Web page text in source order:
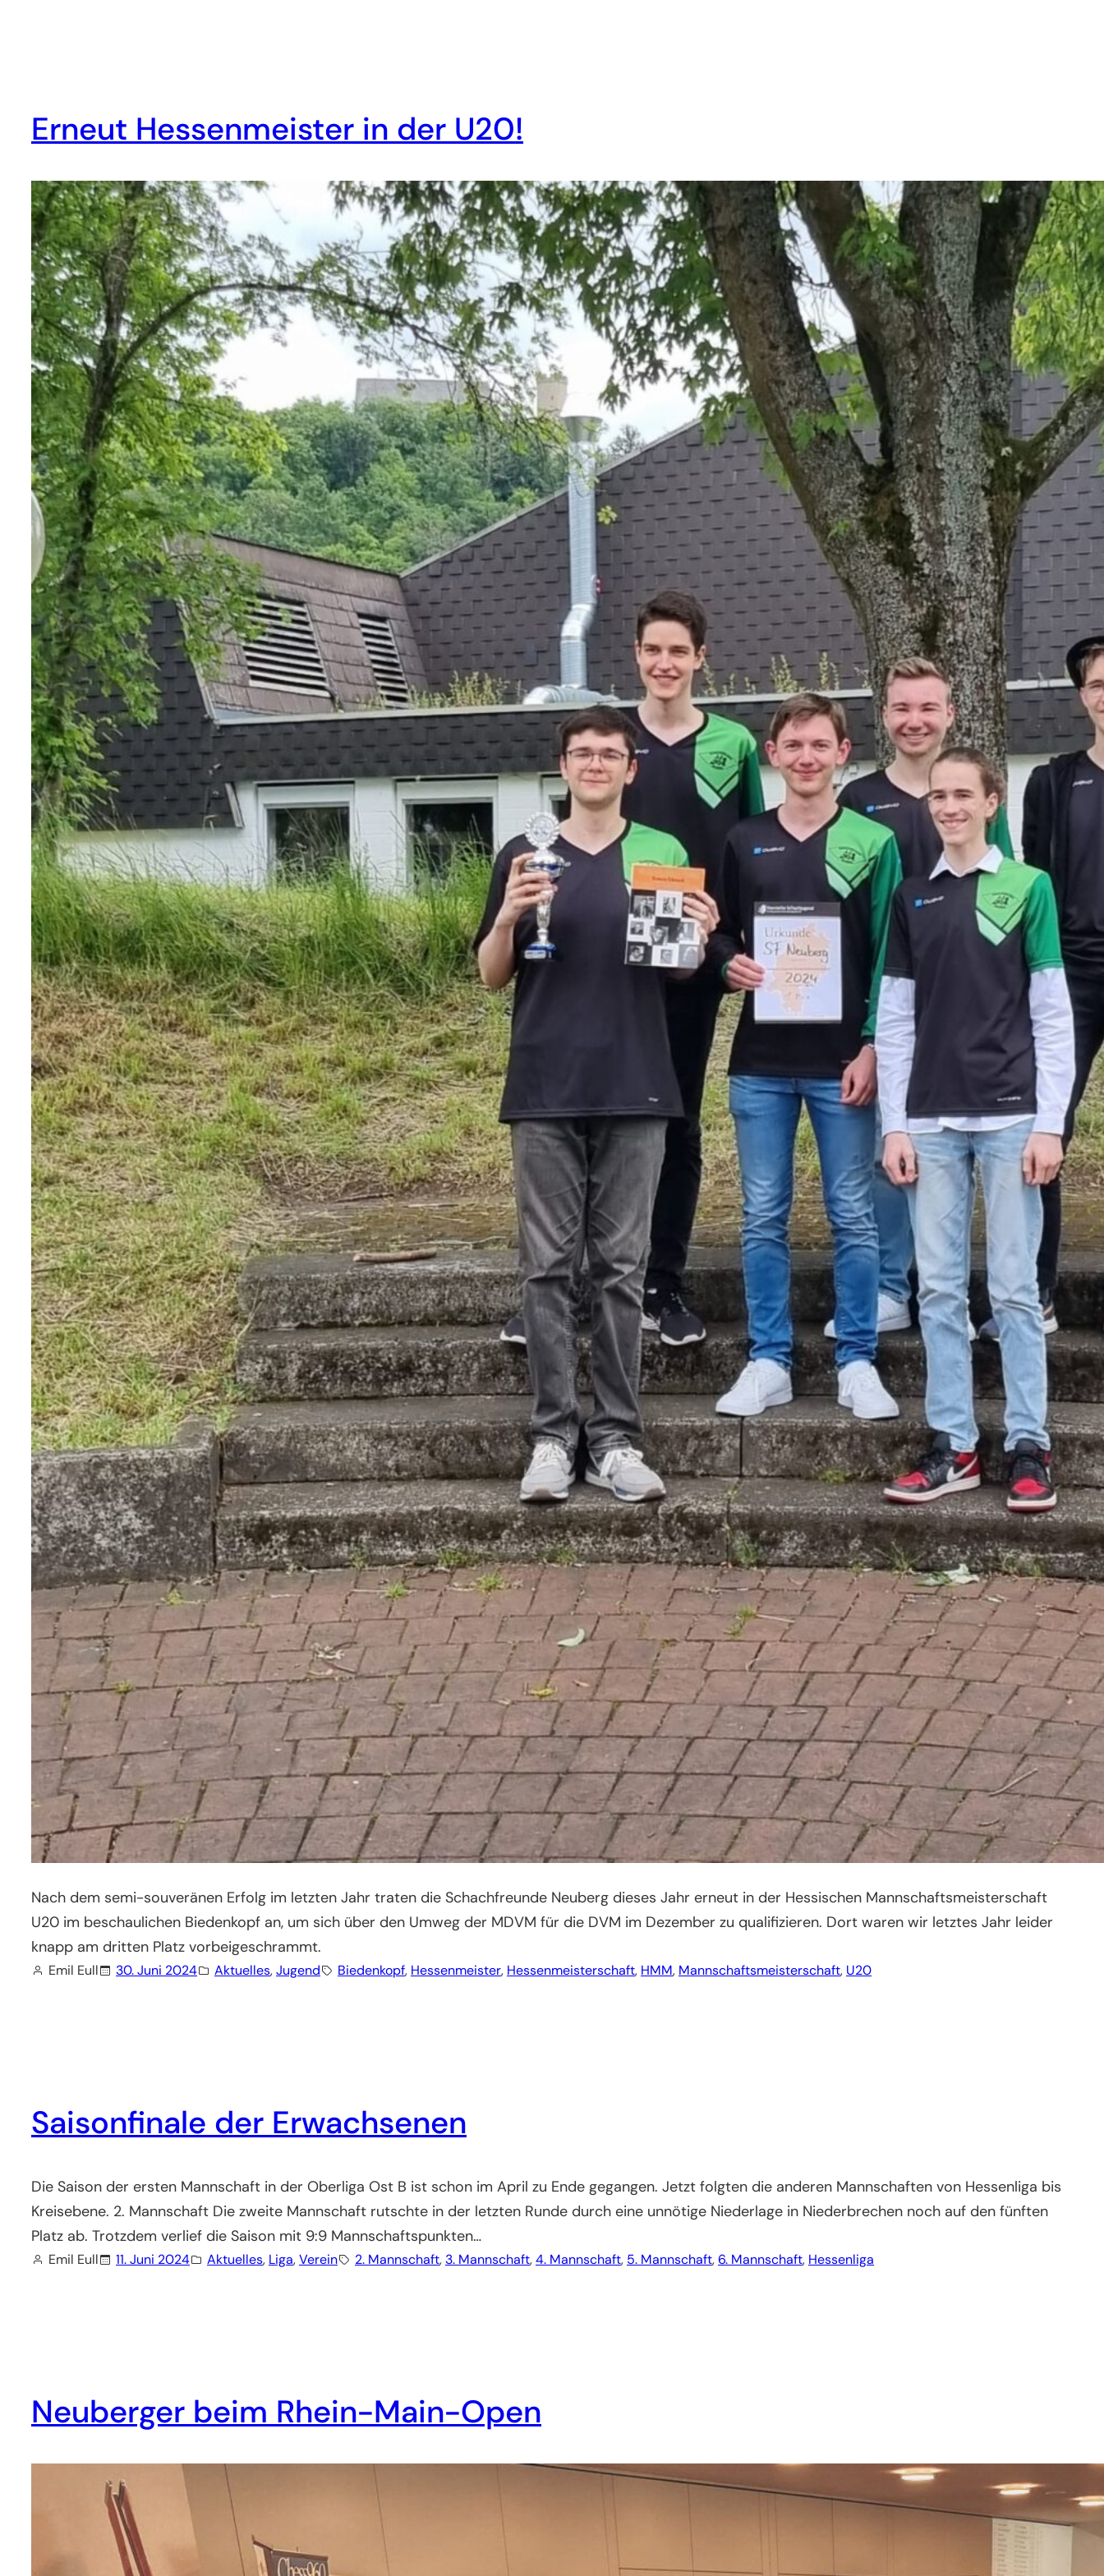
Erneut Hessenmeister in der U20!
Nach dem semi-souveränen Erfolg im letzten Jahr traten die Schachfreunde Neuberg dieses Jahr erneut in der Hessischen Mannschaftsmeisterschaft
U20 im beschaulichen Biedenkopf an, um sich über den Umweg der MDVM für die DVM im Dezember zu qualifizieren. Dort waren wir letztes Jahr leider
knapp am dritten Platz vorbeigeschrammt.
Emil Eull 30. Juni 2024 Aktuelles, Jugend Biedenkopf, Hessenmeister, Hessenmeisterschaft, HMM, Mannschaftsmeisterschaft, U20
Saisonfinale der Erwachsenen
Die Saison der ersten Mannschaft in der Oberliga Ost B ist schon im April zu Ende gegangen. Jetzt folgten die anderen Mannschaften von Hessenliga bis
Kreisebene. 2. Mannschaft Die zweite Mannschaft rutschte in der letzten Runde durch eine unnötige Niederlage in Niederbrechen noch auf den fünften
Platz ab. Trotzdem verlief die Saison mit 9:9 Mannschaftspunkten…
Emil Eull 11. Juni 2024 Aktuelles, Liga, Verein 2. Mannschaft, 3. Mannschaft, 4. Mannschaft, 5. Mannschaft, 6. Mannschaft, Hessenliga
Neuberger beim Rhein-Main-Open